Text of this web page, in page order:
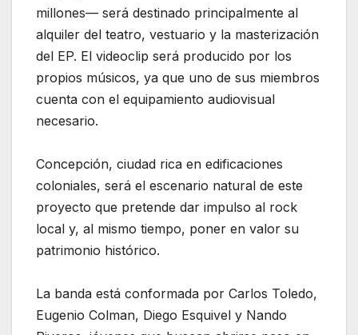
millones— será destinado principalmente al
alquiler del teatro, vestuario y la masterización
del EP. El videoclip será producido por los
propios músicos, ya que uno de sus miembros
cuenta con el equipamiento audiovisual
necesario.
Concepción, ciudad rica en edificaciones
coloniales, será el escenario natural de este
proyecto que pretende dar impulso al rock
local y, al mismo tiempo, poner en valor su
patrimonio histórico.
La banda está conformada por Carlos Toledo,
Eugenio Colman, Diego Esquivel y Nando